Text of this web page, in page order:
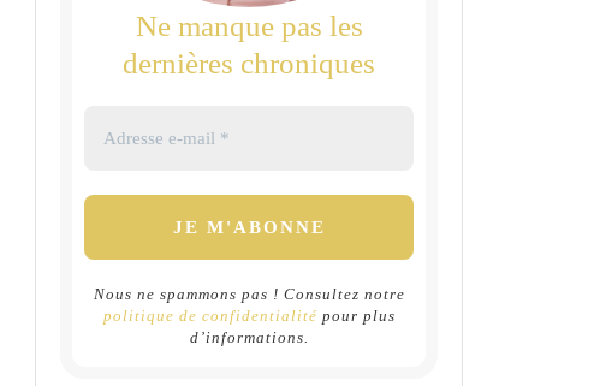
Ne manque pas les
dernières chroniques
Nous ne spammons pas ! Consultez notre
politique de confidentialité pour plus
d’informations.